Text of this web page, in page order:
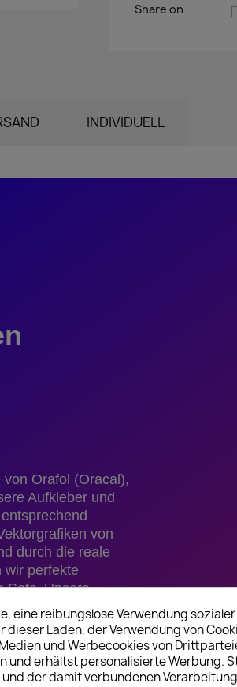
Share on
INDIVIDUELL
Orafol (Oracal),
Aufkleber und
von
durch die reale
wir perfekte
Sets. Unsere
von geübten
werden.
entfernbar. Weiter
eine reibungslose Verwendung
Laden, der Verwendung von
und Werbecookies von
und erhältst personalisierte Werbung.
der damit verbundenen